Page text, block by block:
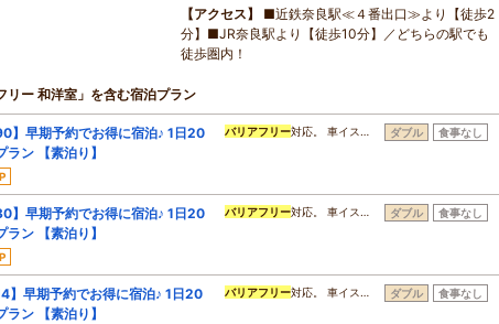
アクセス
■近鉄奈良駅≪４番出口≫より【徒歩2
分】■JR奈良駅より【徒歩10分】／どちらの駅でも
徒歩圏内！
リー 和洋室」を含む宿泊プラン
】早期予約でお得に宿泊♪ 1日20
ラン 【素泊り】
バリアフリー対応。 車イス… ダブル 食事なし
】早期予約でお得に宿泊♪ 1日20
ラン 【素泊り】
バリアフリー対応。 車イス… ダブル 食事なし
】早期予約でお得に宿泊♪ 1日20
ラン 【素泊り】
バリアフリー対応。 車イス… ダブル 食事なし